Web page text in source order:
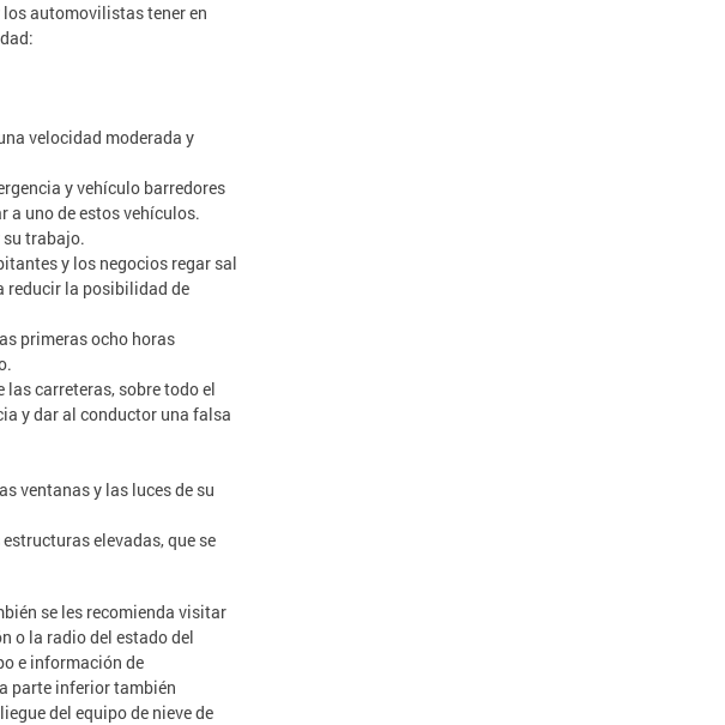
los automovilistas tener en
velocidad moderada y
y vehículo barredores
a uno de estos vehículos.
su trabajo.
y los negocios regar sal
reducir la posibilidad de
primeras ocho horas
carreteras, sobre todo el
y dar al conductor una falsa
ventanas y las luces de su
elevadas, que se
se les recomienda visitar
o la radio del estado del
e información de
parte inferior también
del equipo de nieve de